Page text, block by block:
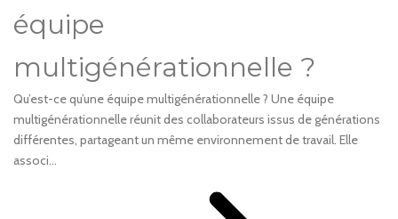
équipe
multigénérationnelle ?
Qu’est-ce qu’une équipe multigénérationnelle ? Une équipe
multigénérationnelle réunit des collaborateurs issus de générations
différentes, partageant un même environnement de travail. Elle
associ...